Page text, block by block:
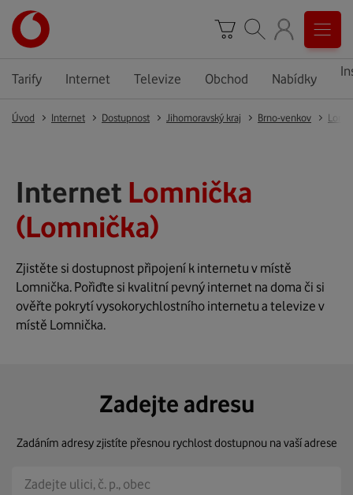
Tarify Internet Televize Obchod Nabídky
Úvod Internet Dostupnost Jihomoravský kraj Brno-venkov
Internet Lomnička
(Lomnička)
Zjistěte si dostupnost připojení k internetu v místě
Lomnička. Pořiďte si kvalitní pevný internet na doma či si
ověřte pokrytí vysokorychlostního internetu a televize v
místě Lomnička.
Zadejte adresu
Zadáním adresy zjistíte přesnou rychlost dostupnou na vaší adrese